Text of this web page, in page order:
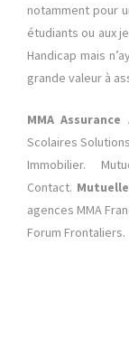
notamment pour
étudiants ou aux
Handicap mais
grande valeur à
MMA Assurance
Scolaires
Immobilier.
Contact. Mutuelle
agences MMA
Forum Frontaliers.